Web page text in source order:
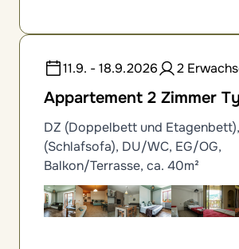
11.9. - 18.9.2026 2
Appartement 2 Zimmer
DZ (Doppelbett und
(Schlafsofa), DU/WC, EG/OG,
Balkon/Terrasse, ca. 40m²